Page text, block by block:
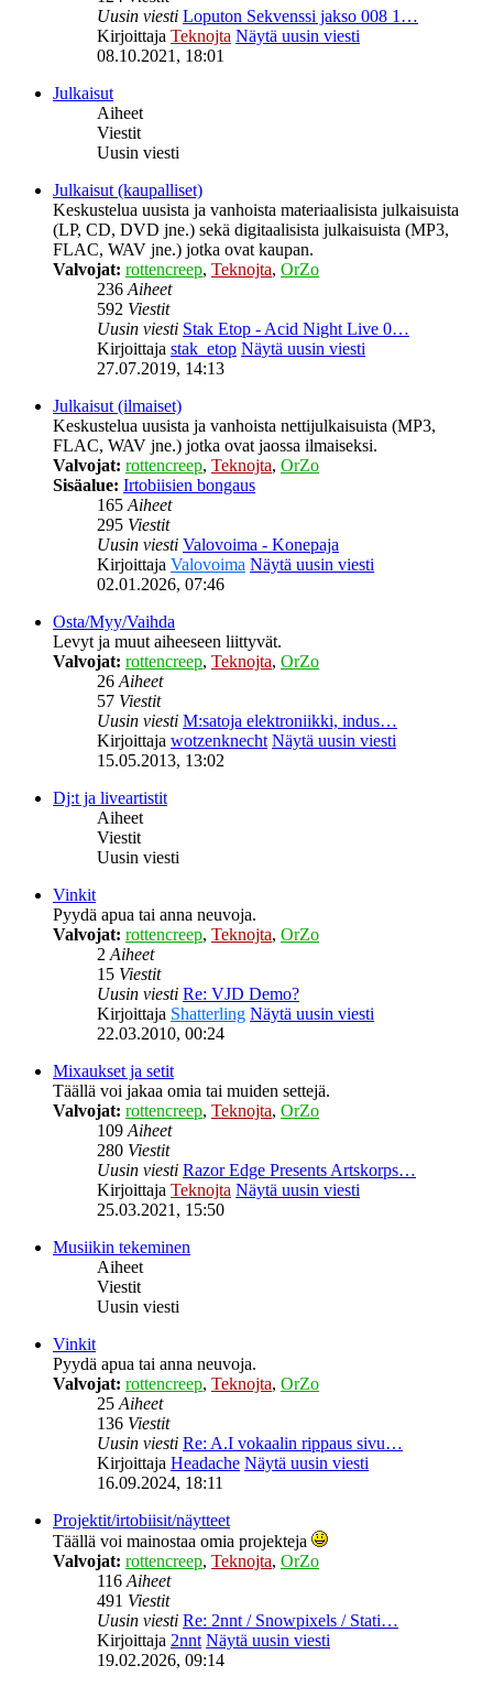
Uusin viesti Loputon Sekvenssi jakso 008 1…
Kirjoittaja Teknojta Näytä uusin viesti
08.10.2021, 18:01
Julkaisut
Aiheet
Viestit
Uusin viesti
Julkaisut (kaupalliset)
Keskustelua uusista ja vanhoista materiaalisista julkaisuista
(LP, CD, DVD jne.) sekä digitaalisista julkaisuista (MP3,
FLAC, WAV jne.) jotka ovat kaupan.
Valvojat: rottencreep, Teknojta, OrZo
236Aiheet
592 Viestit
Uusin viesti Stak Etop - Acid Night Live 0…
Kirjoittaja stak_etop Näytä uusin viesti
27.07.2019, 14:13
Julkaisut (ilmaiset)
Keskustelua uusista ja vanhoista nettijulkaisuista (MP3,
FLAC, WAV jne.) jotka ovat jaossa ilmaiseksi.
Valvojat: rottencreep, Teknojta, OrZo
Sisäalue: Irtobiisien bongaus
165Aiheet
295 Viestit
Uusin viesti Valovoima - Konepaja
Kirjoittaja Valovoima Näytä uusin viesti
02.01.2026, 07:46
Osta/Myy/Vaihda
Levyt ja muut aiheeseen liittyvät.
Valvojat: rottencreep, Teknojta, OrZo
26Aiheet
57 Viestit
Uusin viesti M:satoja elektroniikki, indus…
Kirjoittaja wotzenknecht Näytä uusin viesti
15.05.2013, 13:02
Dj:t ja liveartistit
Aiheet
Viestit
Uusin viesti
Vinkit
Pyydä apua tai anna neuvoja.
Valvojat: rottencreep, Teknojta, OrZo
2Aiheet
15 Viestit
Uusin viesti Re: VJD Demo?
Kirjoittaja Shatterling Näytä uusin viesti
22.03.2010, 00:24
Mixaukset ja setit
Täällä voi jakaa omia tai muiden settejä.
Valvojat: rottencreep, Teknojta, OrZo
109Aiheet
280 Viestit
Uusin viesti Razor Edge Presents Artskorps…
Kirjoittaja Teknojta Näytä uusin viesti
25.03.2021, 15:50
Musiikin tekeminen
Aiheet
Viestit
Uusin viesti
Vinkit
Pyydä apua tai anna neuvoja.
Valvojat: rottencreep, Teknojta, OrZo
25Aiheet
136 Viestit
Uusin viesti Re: A.I vokaalin rippaus sivu…
Kirjoittaja Headache Näytä uusin viesti
16.09.2024, 18:11
Projektit/irtobiisit/näytteet
Täällä voi mainostaa omia projekteja
Valvojat: rottencreep, Teknojta, OrZo
116Aiheet
491 Viestit
Uusin viesti Re: 2nnt / Snowpixels / Stati…
Kirjoittaja 2nnt Näytä uusin viesti
19.02.2026, 09:14